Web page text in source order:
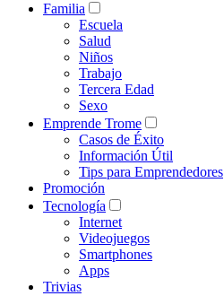
Familia
Escuela
Salud
Niños
Trabajo
Tercera Edad
Sexo
Emprende Trome
Casos de Éxito
Información Útil
Tips para Emprendedores
Promoción
Tecnología
Internet
Videojuegos
Smartphones
Apps
Trivias